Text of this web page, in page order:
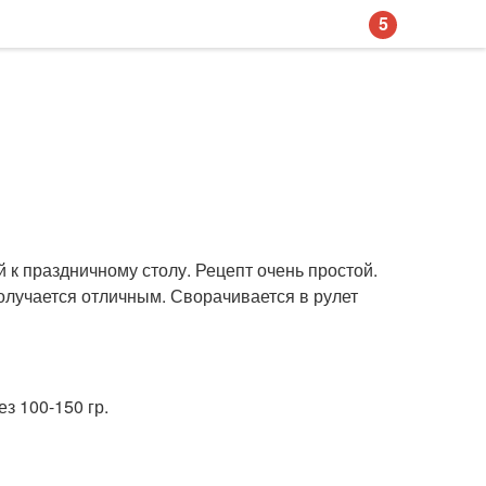
праздничному столу. Рецепт очень простой.
отличным. Сворачивается в рулет
100-150 гр.
5